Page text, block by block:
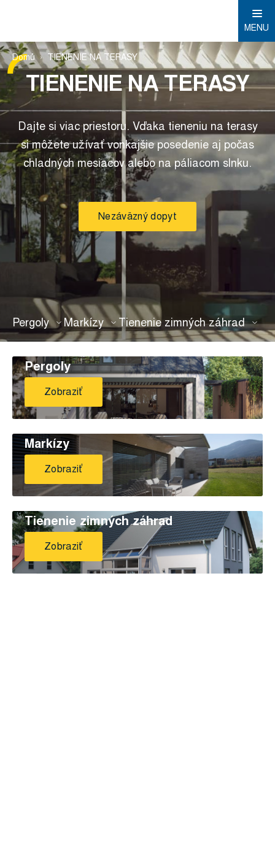
MENU
Domů TIENENIE NA TERASY
TIENENIE NA TERASY
Dajte si viac priestoru. Vďaka tieneniu na terasy
si môžete užívať vonkajšie posedenie aj počas
chladných mesiacov alebo na páliacom slnku.
Nezáväzný dopyt
Pergoly Markízy Tienenie zimných záhrad
Pergoly
Zobraziť
Markízy
Zobraziť
Tienenie zimných záhrad
Zobraziť